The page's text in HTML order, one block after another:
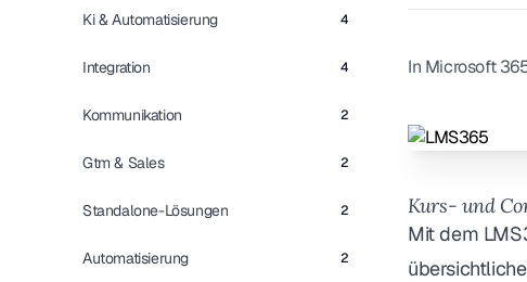
Ki & Automatisierung 4
Integration 4
Kommunikation 2
Gtm & Sales 2
Standalone-Lösungen 2
Automatisierung 2
In Microsoft
Kurs- und
Mit dem